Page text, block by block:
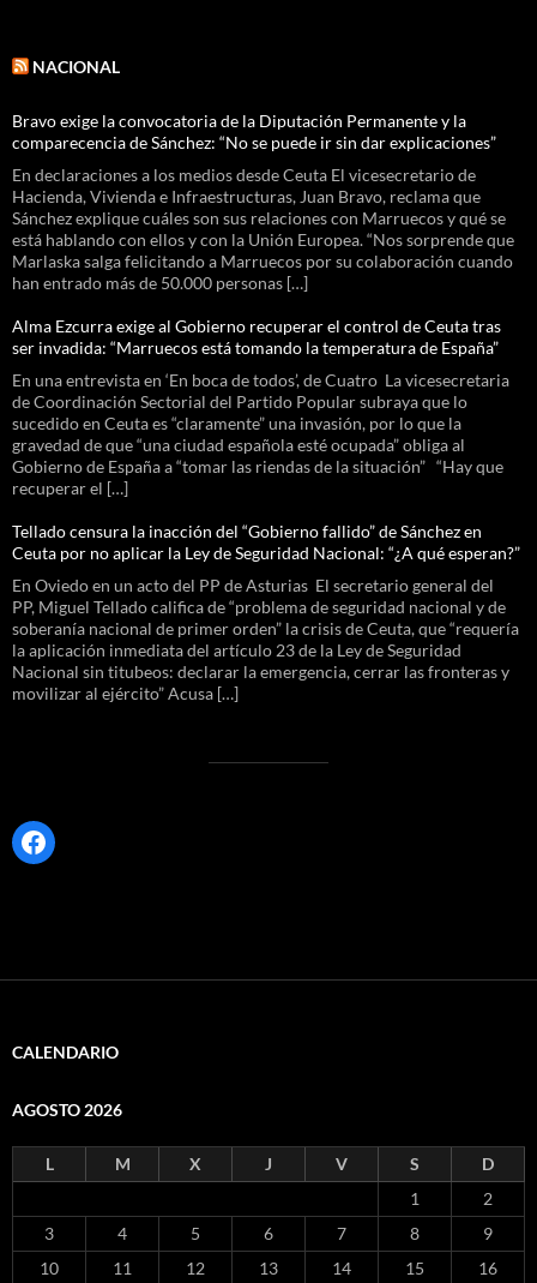
NACIONAL
Bravo exige la convocatoria de la Diputación Permanente y la
comparecencia de Sánchez: “No se puede ir sin dar explicaciones”
En declaraciones a los medios desde Ceuta El vicesecretario de
Hacienda, Vivienda e Infraestructuras, Juan Bravo, reclama que
Sánchez explique cuáles son sus relaciones con Marruecos y qué se
está hablando con ellos y con la Unión Europea. “Nos sorprende que
Marlaska salga felicitando a Marruecos por su colaboración cuando
han entrado más de 50.000 personas […]
Alma Ezcurra exige al Gobierno recuperar el control de Ceuta tras
ser invadida: “Marruecos está tomando la temperatura de España”
En una entrevista en ‘En boca de todos’, de Cuatro La vicesecretaria
de Coordinación Sectorial del Partido Popular subraya que lo
sucedido en Ceuta es “claramente” una invasión, por lo que la
gravedad de que “una ciudad española esté ocupada” obliga al
Gobierno de España a “tomar las riendas de la situación” “Hay que
recuperar el […]
Tellado censura la inacción del “Gobierno fallido” de Sánchez en
Ceuta por no aplicar la Ley de Seguridad Nacional: “¿A qué esperan?”
En Oviedo en un acto del PP de Asturias El secretario general del
PP, Miguel Tellado califica de “problema de seguridad nacional y de
soberanía nacional de primer orden” la crisis de Ceuta, que “requería
la aplicación inmediata del artículo 23 de la Ley de Seguridad
Nacional sin titubeos: declarar la emergencia, cerrar las fronteras y
movilizar al ejército” Acusa […]
Facebook
CALENDARIO
AGOSTO 2026
L M X J V S
D
1
2
3
4 5 6 7 8
9
10
11 12 13 14 15 16